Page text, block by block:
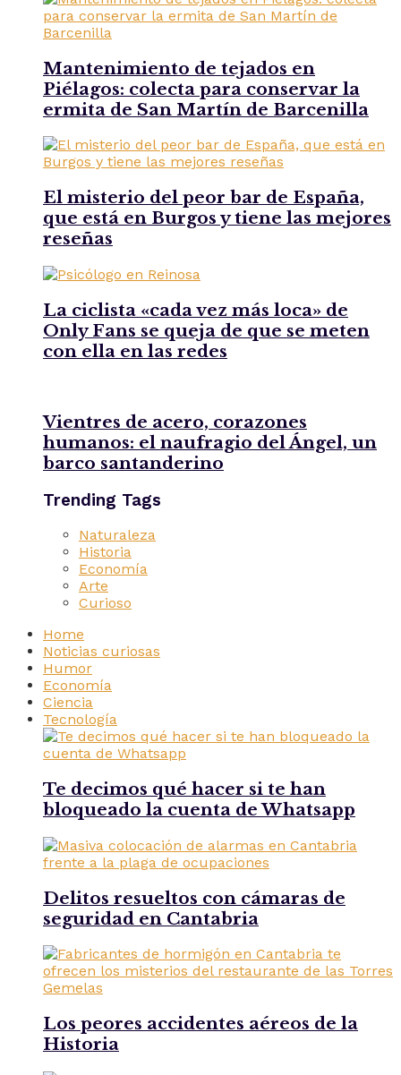
Mantenimiento de tejados en
Piélagos: colecta para conservar la
ermita de San Martín de Barcenilla
El misterio del peor bar de España,
que está en Burgos y tiene las mejores
reseñas
La ciclista «cada vez más loca» de
Only Fans se queja de que se meten
con ella en las redes
Vientres de acero, corazones
humanos: el naufragio del Ángel, un
barco santanderino
Trending Tags
Naturaleza
Historia
Economía
Arte
Curioso
Home
Noticias curiosas
Humor
Economía
Ciencia
Tecnología
Te decimos qué hacer si te han
bloqueado la cuenta de Whatsapp
Delitos resueltos con cámaras de
seguridad en Cantabria
Los peores accidentes aéreos de la
Historia